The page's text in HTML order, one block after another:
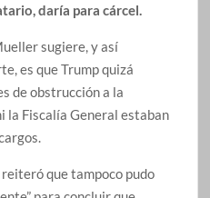
daría para cárcel.
sugiere, y así
es que Trump quizá
de obstrucción a la
la Fiscalía General estaban
que tampoco pudo